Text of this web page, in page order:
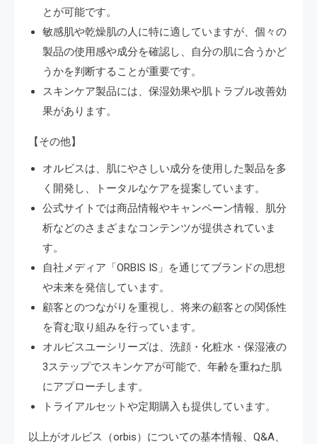
とが可能です。
敏感肌や乾燥肌の人に特に適していますが、個々の
製品の使用感や成分を確認し、自分の肌に合うかど
うかを判断することが重要です。
スキンケア製品には、保湿効果や肌トラブル改善効
果があります。
【その他】
オルビスは、肌にやさしい成分を使用した製品を多
く開発し、トータルなケアを提案しています。
公式サイトでは商品情報やキャンペーン情報、肌分
析などのさまざまなコンテンツが提供されていま
す。
自社メディア「ORBIS IS」を通じてブランドの思想
や未来を発信しています。
顧客とのつながりを重視し、将来の顧客との関係性
を育む取り組みを行っています。
オルビスユーシリーズは、洗顔・化粧水・保湿液の
3ステップでスキンケアが可能で、年齢を重ねた肌
にアプローチします。
トライアルセットや定期購入も提供しています。
以上がオルビス（orbis）についての基本情報、Q&A、